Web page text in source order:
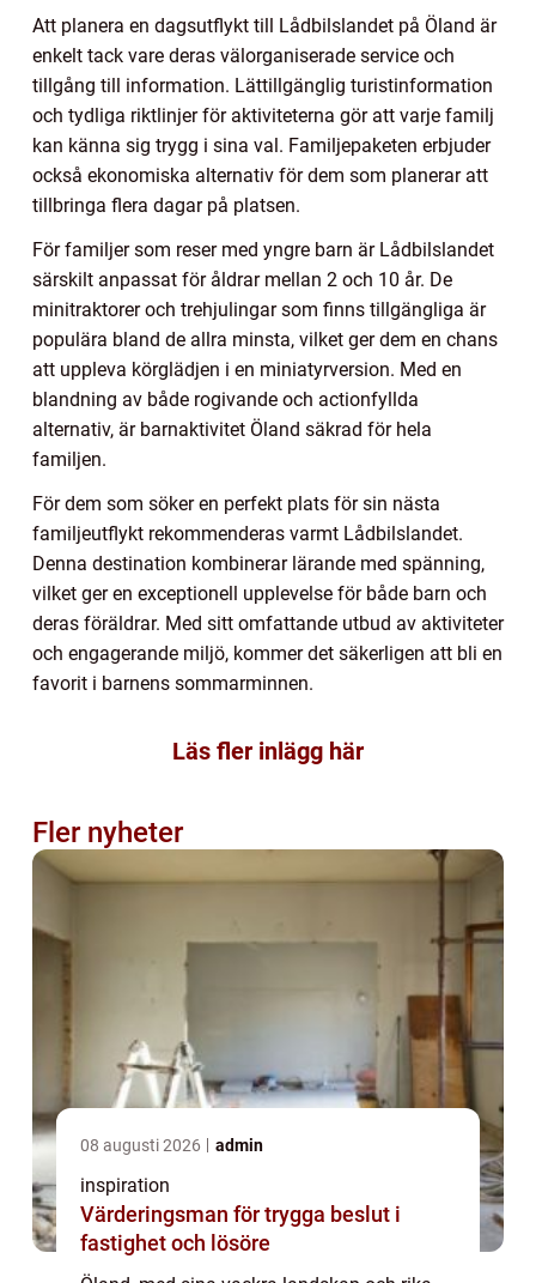
Att planera en dagsutflykt till Lådbilslandet på Öland är
enkelt tack vare deras välorganiserade service och
tillgång till information. Lättillgänglig turistinformation
och tydliga riktlinjer för aktiviteterna gör att varje familj
kan känna sig trygg i sina val. Familjepaketen erbjuder
också ekonomiska alternativ för dem som planerar att
tillbringa flera dagar på platsen.
För familjer som reser med yngre barn är Lådbilslandet
särskilt anpassat för åldrar mellan 2 och 10 år. De
minitraktorer och trehjulingar som finns tillgängliga är
populära bland de allra minsta, vilket ger dem en chans
att uppleva körglädjen i en miniatyrversion. Med en
blandning av både rogivande och actionfyllda
alternativ, är barnaktivitet Öland säkrad för hela
familjen.
För dem som söker en perfekt plats för sin nästa
familjeutflykt rekommenderas varmt Lådbilslandet.
Denna destination kombinerar lärande med spänning,
vilket ger en exceptionell upplevelse för både barn och
deras föräldrar. Med sitt omfattande utbud av aktiviteter
och engagerande miljö, kommer det säkerligen att bli en
favorit i barnens sommarminnen.
Läs fler inlägg här
Fler nyheter
08 augusti 2026 admin
inspiration
Värderingsman för trygga beslut i
fastighet och lösöre